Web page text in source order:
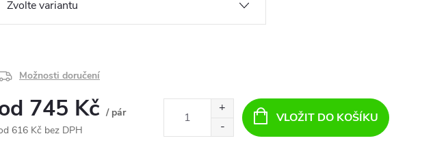
Možnosti doručení
745 Kč / pár
616 Kč bez DPH
VLOŽIT DO KOŠÍKU